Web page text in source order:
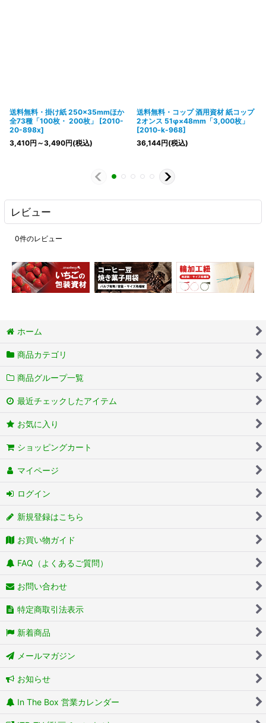
送料無料・掛け紙 250×35mmほか
全73種「100枚・ 200枚」
[2010-
20-898x]
3,410円 ～3,490円(税込)
送料無料・コップ 酒用資材 紙コップ
2オンス 51φ×48mm「3,000枚」
[2010-k-968]
36,144円(税込)
レビュー
0件のレビュー
ホーム
商品カテゴリ
商品グループ一覧
最近チェックしたアイテム
お気に入り
ショッピングカート
マイページ
ログイン
新規登録はこちら
お買い物ガイド
FAQ（よくあるご質問）
お問い合わせ
特定商取引法表示
新着商品
メールマガジン
お知らせ
In The Box 営業カレンダー